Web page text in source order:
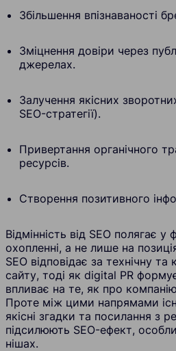
Збільшення впізнаваності
Зміцнення довіри через
джерелах.
Залучення якісних
SEO-стратегії).
Привертання органічного
ресурсів.
Створення позитивного
Відмінність від SEO полягає у
охопленні, а не лише на
SEO відповідає за технічну та
сайту, тоді як digital PR
впливає на те, як про
Проте між цими напрямами
якісні згадки та посилання з
підсилюють SEO-ефект,
нішах.